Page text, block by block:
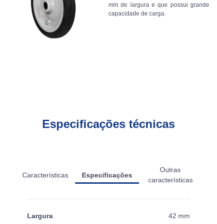
mm de largura e que possui grande
capacidade de carga.
Especificações técnicas
Características Especificações
Outras
características
Largura 42 mm